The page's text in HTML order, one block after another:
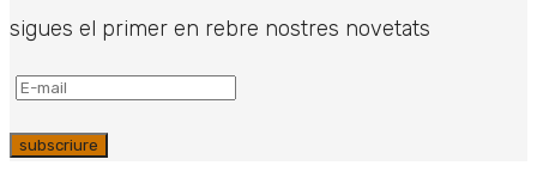
sigues el primer en rebre nostres novetats